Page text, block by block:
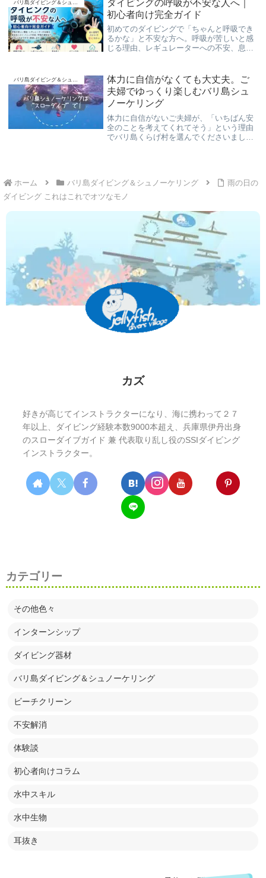
バリ島ダイビング＆シュノーケリング
ダイビングの呼吸が不安な人へ｜
初心者向け完全ガイド
初めてのダイビングで「ちゃんと呼吸でき
るかな」と不安な方へ。呼吸が苦しいと感
じる理由、レギュレーターへの不安、息を
らげ村が現場経験をもとにわかりやすく解
説します。
バリ島ダイビング＆シュノーケリング
体力に自信がなくても大丈夫。ご
夫婦でゆっくり楽しむバリ島シュ
ノーケリング
体力に自信がないご夫婦が、「いちばん安
全のことを考えてくれてそう」という理由
でバリ島くらげ村を選んでくださいまし
ホーム
バリ島ダイビング＆シュノーケリング
雨の日の
ダイビング これはこれでオツなモノ
カズ
好きが高じてインストラクターになり、海に携わって２７
年以上、ダイビング経験本数9000本超え、兵庫県伊丹出身
のスローダイブガイド 兼 代表取り乱し役のSSIダイビング
インストラクター。
カテゴリー
その他色々
インターンシップ
ダイビング器材
バリ島ダイビング＆シュノーケリング
ビーチクリーン
不安解消
体験談
初心者向けコラム
水中スキル
水中生物
耳抜き